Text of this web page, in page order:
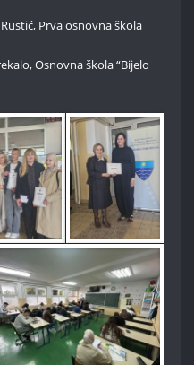
Prva osnovna škola
Osnovna škola “Bijelo